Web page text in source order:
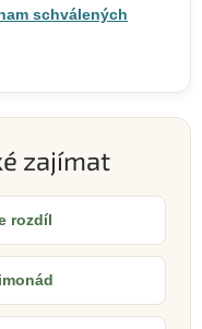
schválených
zajímat
rozdíl